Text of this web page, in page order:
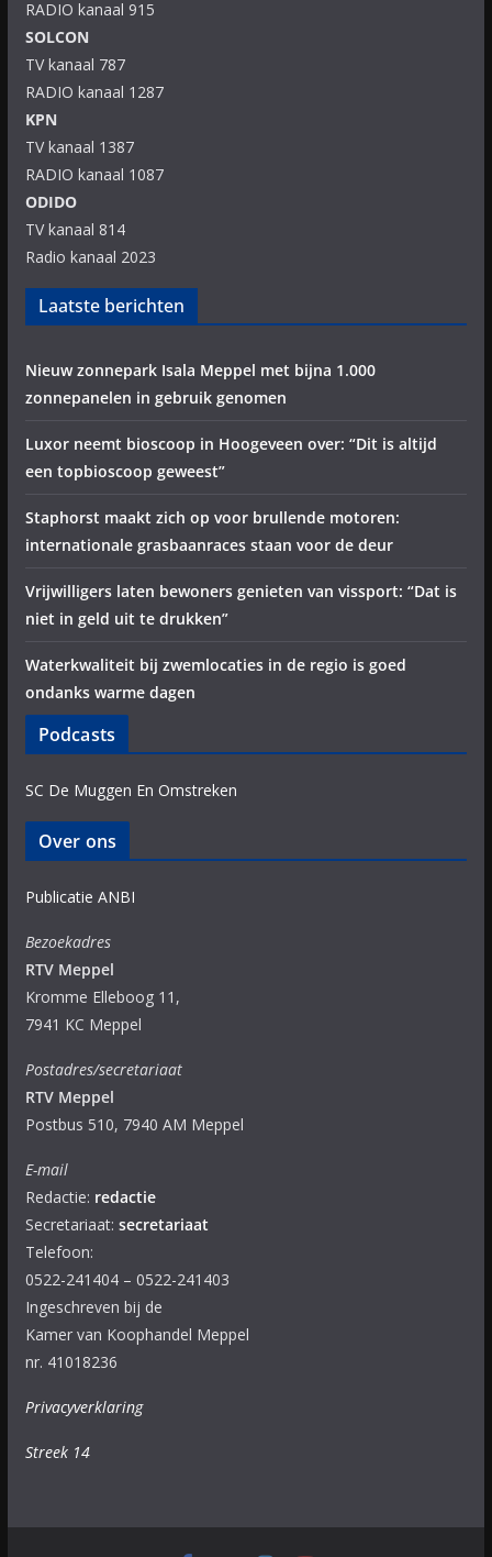
RADIO kanaal 915
SOLCON
TV kanaal 787
RADIO kanaal 1287
KPN
TV kanaal 1387
RADIO kanaal 1087
ODIDO
TV kanaal 814
Radio kanaal 2023
Laatste berichten
Nieuw zonnepark Isala Meppel met bijna 1.000
zonnepanelen in gebruik genomen
Luxor neemt bioscoop in Hoogeveen over: “Dit is altijd
een topbioscoop geweest”
Staphorst maakt zich op voor brullende motoren:
internationale grasbaanraces staan voor de deur
Vrijwilligers laten bewoners genieten van vissport: “Dat is
niet in geld uit te drukken”
Waterkwaliteit bij zwemlocaties in de regio is goed
ondanks warme dagen
Podcasts
SC De Muggen En Omstreken
Over ons
Publicatie ANBI
Bezoekadres
RTV Meppel
Kromme Elleboog 11,
7941 KC Meppel
Postadres/secretariaat
RTV Meppel
Postbus 510, 7940 AM Meppel
E-mail
Redactie: redactie
Secretariaat: secretariaat
Telefoon:
0522-241404 – 0522-241403
Ingeschreven bij de
Kamer van Koophandel Meppel
nr. 41018236
Privacyverklaring
Streek 14